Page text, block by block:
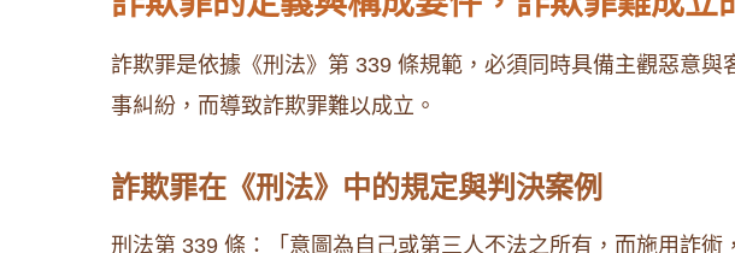
詐欺罪是依據《刑法》第 339 條規範，必須同時具備主觀惡意
事糾紛，而導致詐欺罪難以成立。
詐欺罪在《刑法》中的規定與判決案例
刑法第 339 條：「意圖為自己或第三人不法之所有，而施用詐